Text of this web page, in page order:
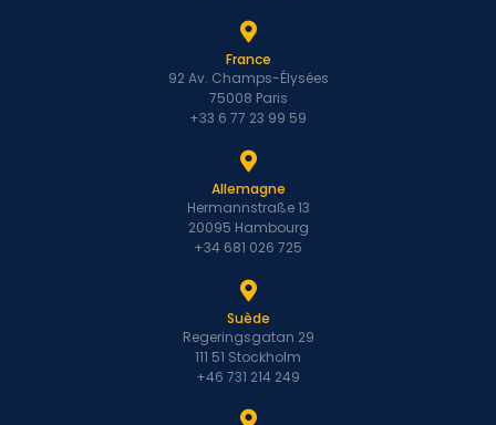
France
92 Av. Champs-Élysées
75008 Paris
+33 6 77 23 99 59
Allemagne
Hermannstraße 13
20095 Hambourg
+34 681 026 725
Suède
Regeringsgatan 29
111 51 Stockholm
+46 731 214 249